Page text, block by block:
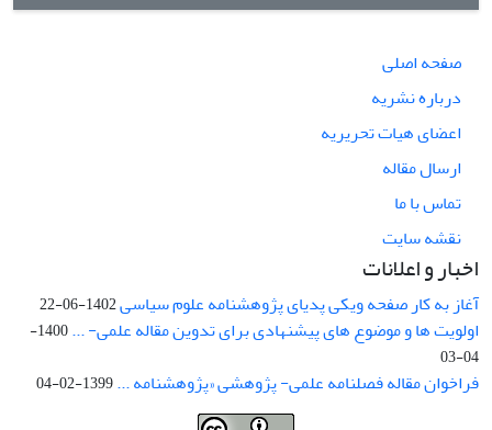
صفحه اصلی
درباره نشریه
اعضای هیات تحریریه
ارسال مقاله
تماس با ما
نقشه سایت
اخبار و اعلانات
آغاز به کار صفحه ویکی پدیای پژوهشنامه علوم سیاسی1402-06-22
اولویت ها و موضوع های پیشنهادی برای تدوین مقاله علمی- ...
1400-
04-03
فراخوان مقاله فصلنامه علمی- پژوهشی «پژوهشنامه ...1399-02-04